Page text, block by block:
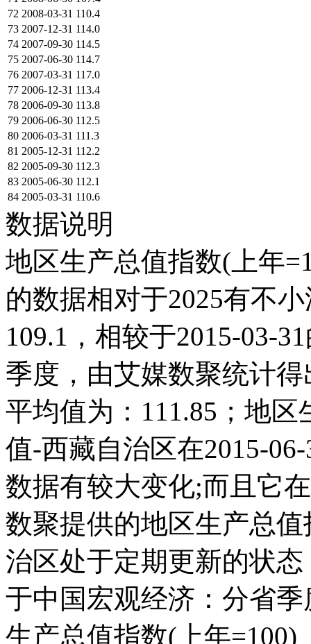
72 2008-03-31 110.4
73 2007-12-31 114.0
74 2007-09-30 114.5
75 2007-06-30 114.7
76 2007-03-31 117.0
77 2006-12-31 113.4
78 2006-09-30 113.8
79 2006-06-30 112.5
80 2006-03-31 111.3
81 2005-12-31 112.2
82 2005-09-30 112.3
83 2005-06-30 112.1
84 2005-03-31 110.6
数据说明
地区生产总值指数(上年
的数据相对于2025有不
109.1，相较于2015-03-
季度，由艾媒数聚统计得
平均值为：111.85；地
值-西藏自治区在2015-
数据有较大变化;而且它
数聚提供的地区生产总
治区处于定期更新的状
于中国宏观经济：分省
生产总值指数(上年